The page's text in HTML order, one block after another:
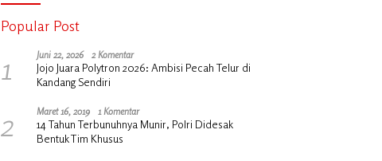
Popular Post
1 Juni 22, 2026 2 Komentar
Jojo Juara Polytron 2026: Ambisi Pecah Telur di
Kandang Sendiri
2 Maret 16, 2019 1 Komentar
14 Tahun Terbunuhnya Munir, Polri Didesak
Bentuk Tim Khusus